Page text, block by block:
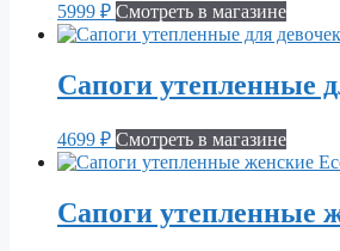
5999 ₽ Смотреть в магазине
Сапоги утепленные
4699 ₽ Смотреть в магазине
Сапоги утепленные